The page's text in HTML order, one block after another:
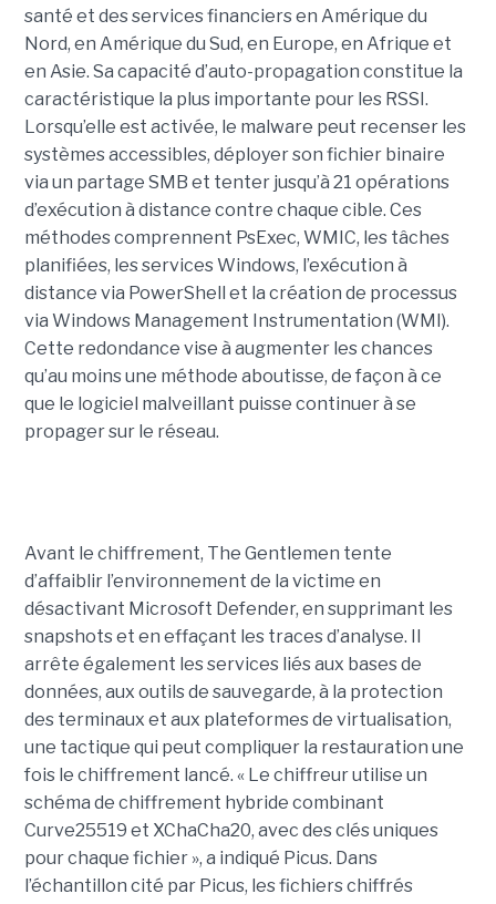
santé et des services financiers en Amérique du
Nord, en Amérique du Sud, en Europe, en Afrique et
en Asie. Sa capacité d’auto-propagation constitue la
caractéristique la plus importante pour les RSSI.
Lorsqu’elle est activée, le malware peut recenser les
systèmes accessibles, déployer son fichier binaire
via un partage SMB et tenter jusqu’à 21 opérations
d’exécution à distance contre chaque cible. Ces
méthodes comprennent PsExec, WMIC, les tâches
planifiées, les services Windows, l’exécution à
distance via PowerShell et la création de processus
via Windows Management Instrumentation (WMI).
Cette redondance vise à augmenter les chances
qu’au moins une méthode aboutisse, de façon à ce
que le logiciel malveillant puisse continuer à se
propager sur le réseau.
Avant le chiffrement, The Gentlemen tente
d’affaiblir l’environnement de la victime en
désactivant Microsoft Defender, en supprimant les
snapshots et en effaçant les traces d’analyse. Il
arrête également les services liés aux bases de
données, aux outils de sauvegarde, à la protection
des terminaux et aux plateformes de virtualisation,
une tactique qui peut compliquer la restauration une
fois le chiffrement lancé. « Le chiffreur utilise un
schéma de chiffrement hybride combinant
Curve25519 et XChaCha20, avec des clés uniques
pour chaque fichier », a indiqué Picus. Dans
l’échantillon cité par Picus, les fichiers chiffrés